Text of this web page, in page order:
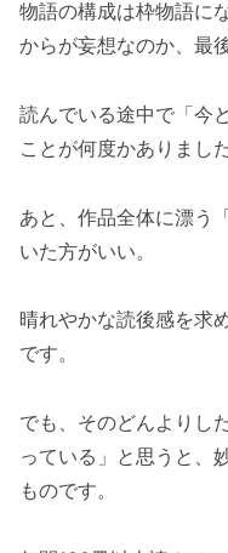
物語の構成は枠物語に
からが妄想なのか、最
読んでいる途中で「今
ことが何度かありました
あと、作品全体に漂う
いた方がいい。
晴れやかな読後感を求
です。
でも、そのどんよりし
っている」と思うと、
ものです。